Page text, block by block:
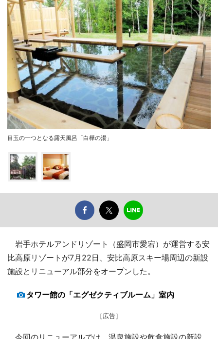
目玉の一つとなる露天風呂「白樺の湯」
岩手ホテルアンドリゾート（盛岡市愛宕）が運営する安
比高原リゾートが7月22日、安比高原スキー場周辺の新設
施設とリニューアル部分をオープンした。
タワー館の「エグゼクティブルーム」室内
［広告］
今回のリニューアルでは、温泉施設や飲食施設の新設、